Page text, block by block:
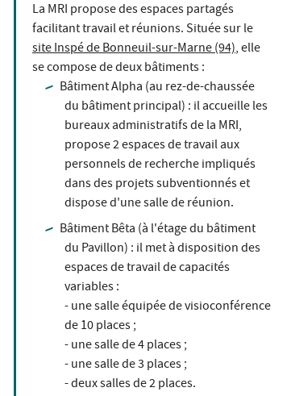
La MRI propose des espaces partagés
facilitant travail et réunions. Située sur le
site Inspé de Bonneuil-sur-Marne (94), elle
se compose de deux bâtiments :
Bâtiment Alpha (au rez-de-chaussée
du bâtiment principal) : il accueille les
bureaux administratifs de la MRI,
propose 2 espaces de travail aux
personnels de recherche impliqués
dans des projets subventionnés et
dispose d'une salle de réunion.
Bâtiment Bêta (à l'étage du bâtiment
du Pavillon) : il met à disposition des
espaces de travail de capacités
variables :
- une salle équipée de visioconférence
de 10 places ;
- une salle de 4 places ;
- une salle de 3 places ;
- deux salles de 2 places.